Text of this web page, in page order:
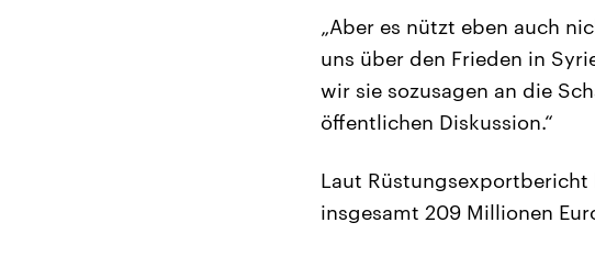
„Aber es nützt eben auch
uns über den Frieden in
wir sie sozusagen an die
öffentlichen Diskussion.“
Laut Rüstungsexportbericht
insgesamt 209 Millionen